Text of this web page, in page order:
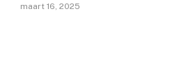
maart 16, 2025